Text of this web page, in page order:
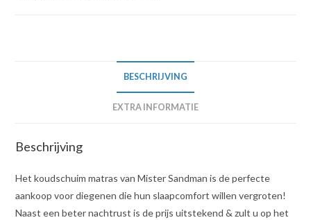
BESCHRIJVING
EXTRA INFORMATIE
Beschrijving
Het koudschuim matras van Mister Sandman is de perfecte
aankoop voor diegenen die hun slaapcomfort willen vergroten!
Naast een beter nachtrust is de prijs uitstekend & zult u op het